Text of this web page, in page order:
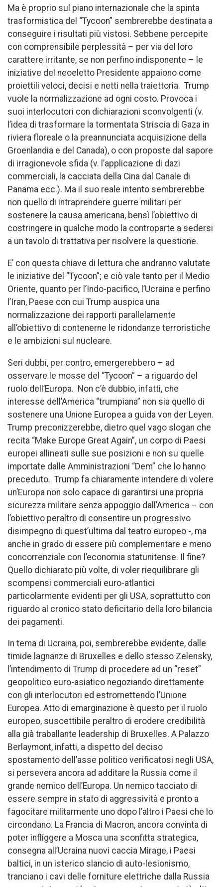
Ma è proprio sul piano internazionale che la spinta
trasformistica del “Tycoon” sembrerebbe destinata a
conseguire i risultati più vistosi. Sebbene percepite
con comprensibile perplessità – per via del loro
carattere irritante, se non perfino indisponente – le
iniziative del neoeletto Presidente appaiono come
proiettili veloci, decisi e netti nella traiettoria. Trump
vuole la normalizzazione ad ogni costo. Provoca i
suoi interlocutori con dichiarazioni sconvolgenti (v.
l’idea di trasformare la tormentata Striscia di Gaza in
riviera floreale o la preannunciata acquisizione della
Groenlandia e del Canada), o con proposte dal sapore
di irragionevole sfida (v. l’applicazione di dazi
commerciali, la cacciata della Cina dal Canale di
Panama ecc.). Ma il suo reale intento sembrerebbe
non quello di intraprendere guerre militari per
sostenere la causa americana, bensì l’obiettivo di
costringere in qualche modo la controparte a sedersi
a un tavolo di trattativa per risolvere la questione.
E’ con questa chiave di lettura che andranno valutate
le iniziative del “Tycoon”; e ciò vale tanto per il Medio
Oriente, quanto per l’Indo-pacifico, l’Ucraina e perfino
l’Iran, Paese con cui Trump auspica una
normalizzazione dei rapporti parallelamente
all’obiettivo di contenerne le ridondanze terroristiche
e le ambizioni sul nucleare.
Seri dubbi, per contro, emergerebbero – ad
osservare le mosse del “Tycoon” – a riguardo del
ruolo dell’Europa. Non c’è dubbio, infatti, che
interesse dell’America “trumpiana” non sia quello di
sostenere una Unione Europea a guida von der Leyen.
Trump preconizzerebbe, dietro quel vago slogan che
recita “Make Europe Great Again”, un corpo di Paesi
europei allineati sulle sue posizioni e non su quelle
importate dalle Amministrazioni “Dem” che lo hanno
preceduto. Trump fa chiaramente intendere di volere
un’Europa non solo capace di garantirsi una propria
sicurezza militare senza appoggio dall’America – con
l’obiettivo peraltro di consentire un progressivo
disimpegno di quest’ultima dal teatro europeo -, ma
anche in grado di essere più complementare e meno
concorrenziale con l’economia statunitense. Il fine?
Quello dichiarato più volte, di voler riequilibrare gli
scompensi commerciali euro-atlantici
particolarmente evidenti per gli USA, soprattutto con
riguardo al cronico stato deficitario della loro bilancia
dei pagamenti.
In tema di Ucraina, poi, sembrerebbe evidente, dalle
timide lagnanze di Bruxelles e dello stesso Zelensky,
l’intendimento di Trump di procedere ad un “reset”
geopolitico euro-asiatico negoziando direttamente
con gli interlocutori ed estromettendo l’Unione
Europea. Atto di emarginazione è questo per il ruolo
europeo, suscettibile peraltro di erodere credibilità
alla già traballante leadership di Bruxelles. A Palazzo
Berlaymont, infatti, a dispetto del deciso
spostamento dell’asse politico verificatosi negli USA,
si persevera ancora ad additare la Russia come il
grande nemico dell’Europa. Un nemico tacciato di
essere sempre in stato di aggressività e pronto a
fagocitare militarmente uno dopo l’altro i Paesi che lo
circondano. La Francia di Macron, ancora convinta di
poter infliggere a Mosca una sconfitta strategica,
consegna all’Ucraina nuovi caccia Mirage, i Paesi
baltici, in un isterico slancio di auto-lesionismo,
tranciano i cavi delle forniture elettriche dalla Russia